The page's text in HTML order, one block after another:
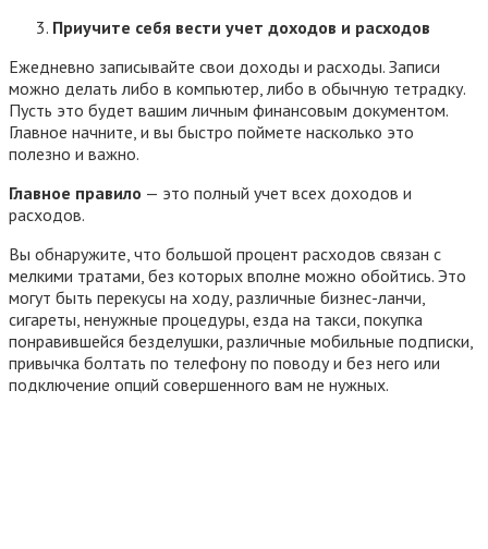
Приучите себя вести учет доходов и расходов
Ежедневно записывайте свои доходы и расходы. Записи
можно делать либо в компьютер, либо в обычную тетрадку.
Пусть это будет вашим личным финансовым документом.
Главное начните, и вы быстро поймете насколько это
полезно и важно.
Главное правило — это полный учет всех доходов и
расходов.
Вы обнаружите, что большой процент расходов связан с
мелкими тратами, без которых вполне можно обойтись. Это
могут быть перекусы на ходу, различные бизнес-ланчи,
сигареты, ненужные процедуры, езда на такси, покупка
понравившейся безделушки, различные мобильные подписки,
привычка болтать по телефону по поводу и без него или
подключение опций совершенного вам не нужных.